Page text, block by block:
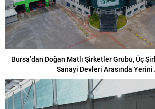
Bursa’dan Doğan Matlı Şirketler Grubu, Üç
Sanayi Devleri Arasında Yerini